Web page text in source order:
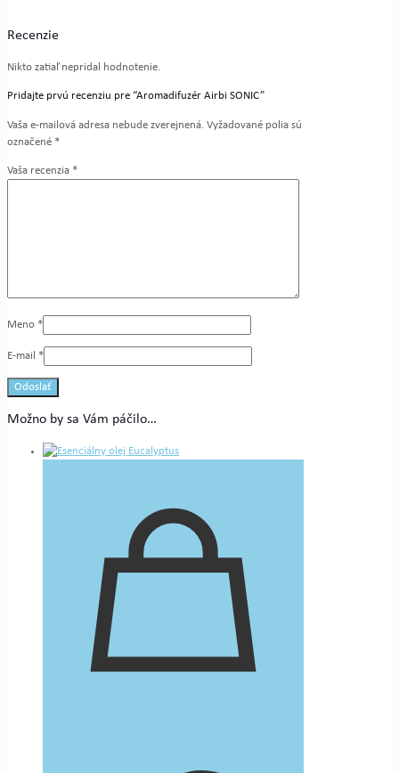
Recenzie
Nikto zatiaľ nepridal hodnotenie.
Pridajte prvú recenziu pre “Aromadifuzér Airbi SONIC”
Vaša e-mailová adresa nebude zverejnená. Vyžadované polia sú
označené *
Vaša recenzia *
Meno *
E-mail *
Možno by sa Vám páčilo…